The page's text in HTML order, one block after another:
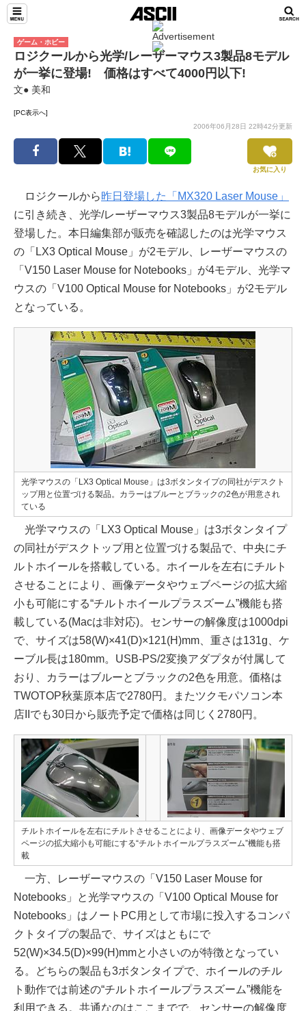
ゲーム・ホビー
ロジクールから光学/レーザーマウス3製品8モデル
が一挙に登場! 価格はすべて4000円以下!
文● 美和
[PC表示へ]
2006年06月28日 22時42分更新
お気に入り
ロジクールから昨日登場した「MX320 Laser Mouse」
に引き続き、光学/レーザーマウス3製品8モデルが一挙に
登場した。本日編集部が販売を確認したのは光学マウス
の「LX3 Optical Mouse」が2モデル、レーザーマウスの
「V150 Laser Mouse for Notebooks」が4モデル、光学マ
ウスの「V100 Optical Mouse for Notebooks」が2モデル
となっている。
光学マウスの「LX3 Optical Mouse」は3ボタンタイプの同社がデスクト
ップ用と位置づける製品。カラーはブルーとブラックの2色が用意され
ている
光学マウスの「LX3 Optical Mouse」は3ボタンタイプ
の同社がデスクトップ用と位置づける製品で、中央にチ
ルトホイールを搭載している。ホイールを左右にチルト
させることにより、画像データやウェブページの拡大縮
小も可能にする“チルトホイールプラスズーム”機能も搭
載している(Macは非対応)。センサーの解像度は1000dpi
で、サイズは58(W)×41(D)×121(H)mm、重さは131g、ケ
ーブル長は180mm。USB-PS/2変換アダプタが付属して
おり、カラーはブルーとブラックの2色を用意。価格は
TWOTOP秋葉原本店で2780円。またツクモパソコン本
店IIでも30日から販売予定で価格は同じく2780円。
チルトホイールを左右にチルトさせることにより、画像データやウェブ
ページの拡大縮小も可能にする“チルトホイールプラスズーム”機能も搭
載
一方、レーザーマウスの「V150 Laser Mouse for
Notebooks」と光学マウスの「V100 Optical Mouse for
Notebooks」はノートPC用として市場に投入するコンパ
クトタイプの製品で、サイズはともにで
52(W)×34.5(D)×99(H)mmと小さいのが特徴となってい
る。どちらの製品も3ボタンタイプで、ホイールのチル
ト動作では前述の“チルトホイールプラスズーム”機能を
利用できる。共通なのはここまでで、センサーの解像度